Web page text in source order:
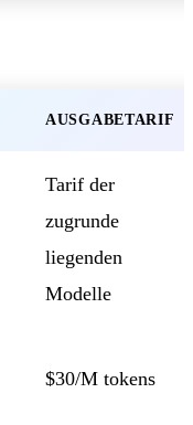
AUSGABETARIF
Tarif der
zugrunde
liegenden
Modelle
$30/M tokens